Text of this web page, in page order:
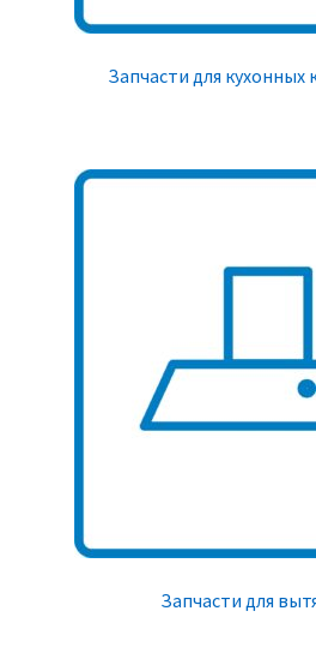
Запчасти для кухонных
Запчасти для